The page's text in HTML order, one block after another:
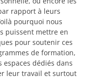
rapport à leurs
pourquoi nous
puissent mettre en
pour soutenir ces
de formation,
espaces dédiés dans
leur travail et surtout